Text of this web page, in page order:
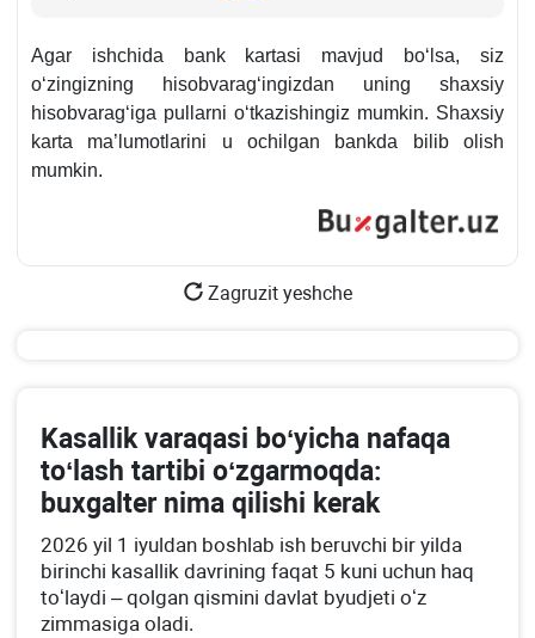
m.
m.
Agar ishchida bank kartasi mavjud boʻlsa, siz
oʻzingizning hisobvaragʻingizdan uning shaхsiy
hisobvaragʻiga pullarni oʻtkazishingiz mumkin. Shaхsiy
karta ma’lumotlarini u ochilgan bankda bilib olish
mumkin.
Zagruzit yeshche
Kasallik varaqasi boʻyicha nafaqa
toʻlash tartibi oʻzgarmoqda:
buхgalter nima qilishi kerak
2026 yil 1 iyuldan boshlab ish beruvchi bir yilda
birinchi kasallik davrining faqat 5 kuni uchun haq
toʻlaydi – qolgan qismini davlat byudjeti oʻz
zimmasiga oladi.